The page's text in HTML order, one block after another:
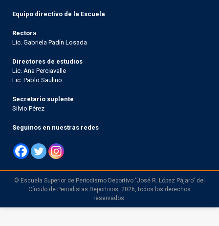
Equipo directivo de la Escuela
Rectora
Lic. Gabriela Padín Losada
Directores de estudios
Lic. Ana Perciavalle
Lic. Pablo Saulino
Secretario suplente
Silvio Pérez
Seguinos en nuestras redes
© Escuela Superior de Periodismo Deportivo "José R. López Pájaro" del
Círculo de Periodistas Deportivos, 2026, todos los derechos
reservados.